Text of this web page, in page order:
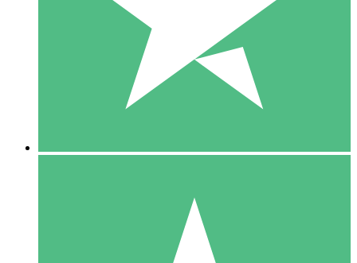
10 00
10 Downloads
20 00